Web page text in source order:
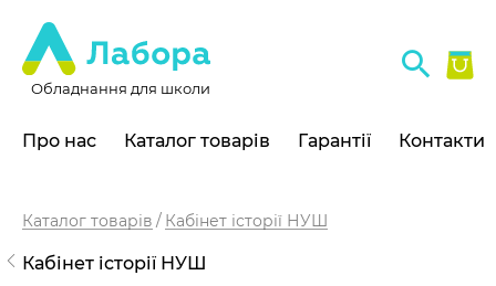
Обладнання для школи
Про нас Каталог товарів Гарантії Контакти
Каталог товарів Кабінет історії НУШ
Кабінет історії НУШ